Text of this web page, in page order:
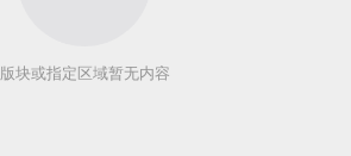
版块或指定区域暂无内容